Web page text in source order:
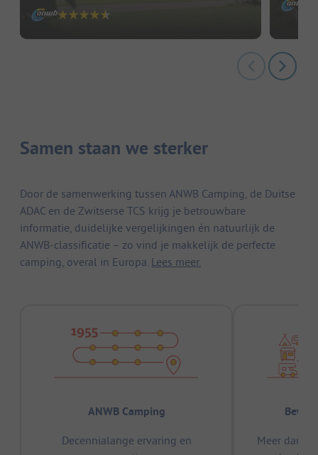
Samen staan we sterker
Door de samenwerking tussen ANWB Camping, de Duitse
ADAC en de Zwitserse TCS krijg je betrouwbare
informatie, duidelijke vergelijkingen én natuurlijk de
ANWB-classificatie – zo vind je makkelijk de perfecte
camping, overal in Europa. Lees meer.
ANWB Camping
Decennialange ervaring en
Meer dan